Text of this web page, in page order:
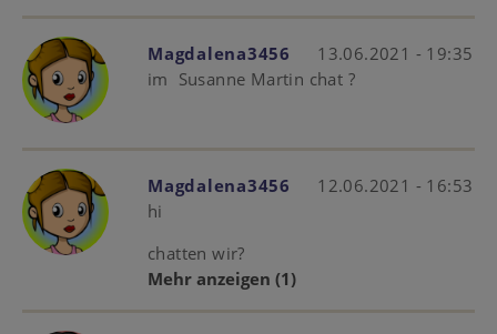
Magdalena3456
13.06.2021 - 19:35
im Susanne Martin chat ?
Magdalena3456
12.06.2021 - 16:53
hi
chatten wir?
Mehr anzeigen (1)